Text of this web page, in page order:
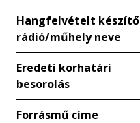
Hangfelvételt készítő
rádió/műhely neve
Eredeti korhatári
besorolás
Forrásmű címe